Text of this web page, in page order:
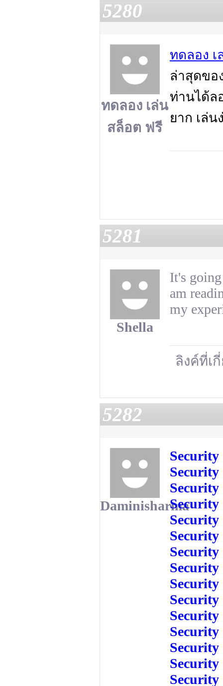
5280
ทดลอง เล่น
สล็อต ฟรี
ทดลอง
ล่าสุดขอ
ท่านได้ล
ยาก เล่น
5281
Shella
It's
am
my
ลิงค์ที่เ
5282
Daminisharma
Security
Security
Security
Security
Security
Security
Security
Security
Security
Security
Security
Security
Security
Security
Security